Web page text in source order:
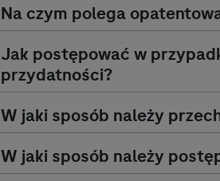
Na czym polega
Jak postępować w
przydatności?
W jaki sposób należy
W jaki sposób należy